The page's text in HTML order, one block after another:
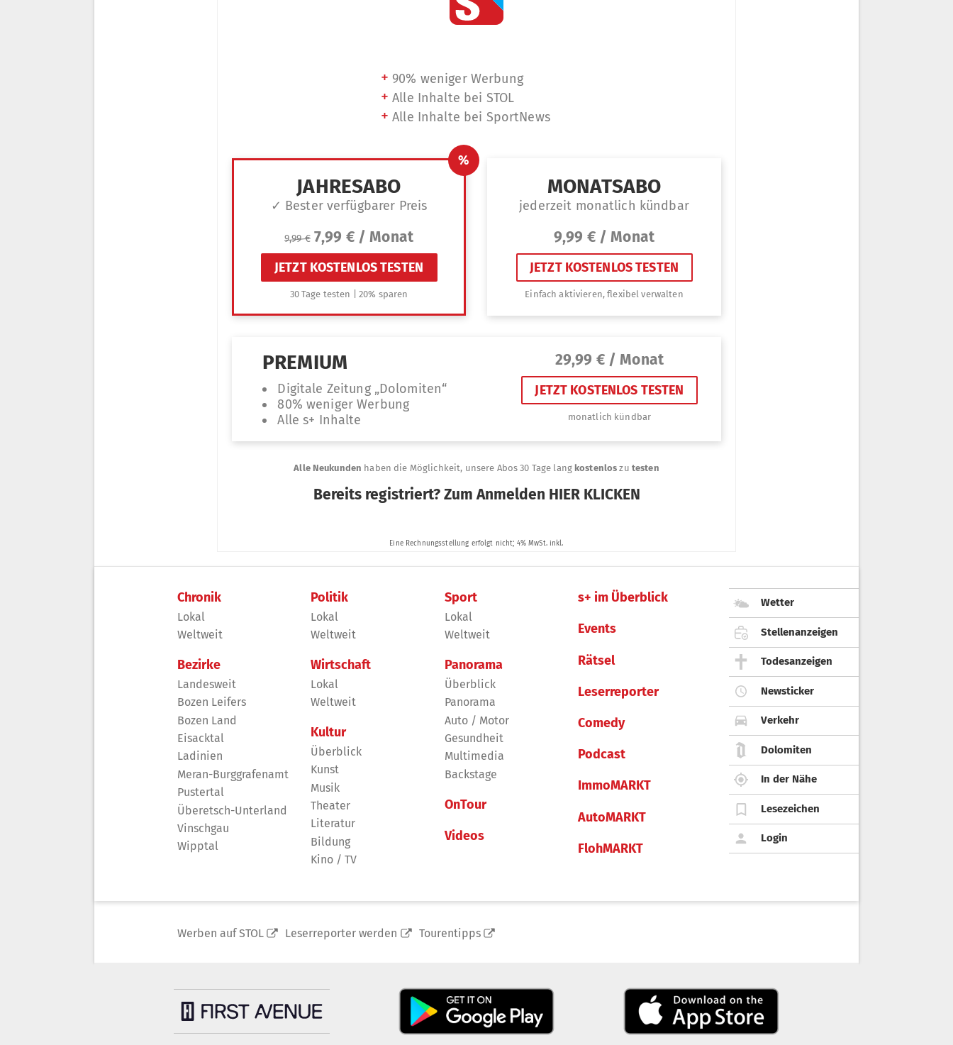
Chronik
Lokal
Weltweit
Bezirke
Landesweit
Bozen Leifers
Bozen Land
Eisacktal
Ladinien
Meran-Burggrafenamt
Pustertal
Überetsch-Unterland
Vinschgau
Wipptal
Politik
Lokal
Weltweit
Wirtschaft
Lokal
Weltweit
Kultur
Überblick
Kunst
Musik
Theater
Literatur
Bildung
Kino / TV
Sport
Lokal
Weltweit
Panorama
Überblick
Panorama
Auto / Motor
Gesundheit
Multimedia
Backstage
OnTour
Videos
s+ im Überblick
Events
Rätsel
Leserreporter
Comedy
Podcast
ImmoMARKT
AutoMARKT
FlohMARKT
Wetter
Stellenanzeigen
Todesanzeigen
Newsticker
Verkehr
Dolomiten
In der Nähe
Lesezeichen
Login
Werben auf STOL Leserreporter werden Tourentipps